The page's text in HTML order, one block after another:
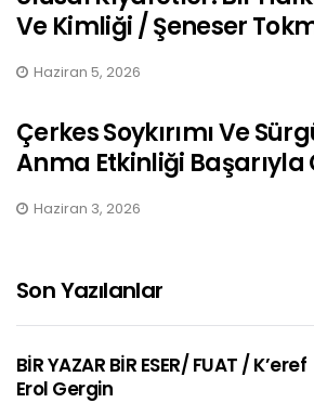
Ve Kimliği / Şeneser
Haziran 5, 2026
Çerkes Soykırımı Ve
Anma Etkinliği Başarıyla
Haziran 3, 2026
Son Yazılanlar
BİR YAZAR BİR ESER/ FUAT / K’eref
Erol Gergin